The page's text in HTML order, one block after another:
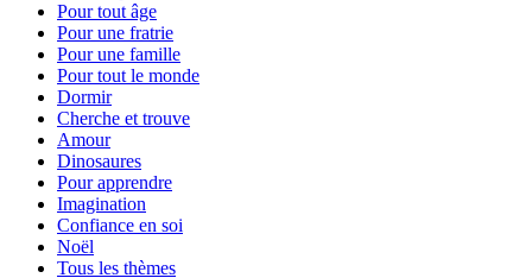
Pour tout âge
Pour une fratrie
Pour une famille
Pour tout le monde
Dormir
Cherche et trouve
Amour
Dinosaures
Pour apprendre
Imagination
Confiance en soi
Noël
Tous les thèmes